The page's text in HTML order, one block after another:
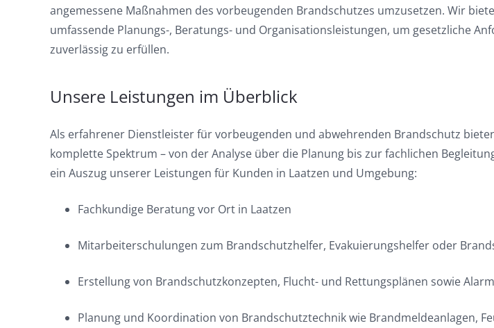
angemessene Maßnahmen des vorbeugenden Brandschutzes umzusetzen. Wir
umfassende Planungs-, Beratungs- und Organisationsleistungen, um gesetzliche
zuverlässig zu erfüllen.
Unsere Leistungen im Überblick
Als erfahrener Dienstleister für vorbeugenden und abwehrenden Brandschutz
komplette Spektrum – von der Analyse über die Planung bis zur fachlichen
ein Auszug unserer Leistungen für Kunden in Laatzen und Umgebung:
Fachkundige Beratung vor Ort in Laatzen
Mitarbeiterschulungen zum Brandschutzhelfer, Evakuierungshelfer oder
Erstellung von Brandschutzkonzepten, Flucht- und Rettungsplänen sowie
Planung und Koordination von Brandschutztechnik wie Brandmeldeanlagen,